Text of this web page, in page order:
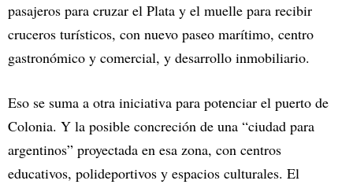
pasajeros para cruzar el Plata y el muelle para recibir
cruceros turísticos, con nuevo paseo marítimo, centro
gastronómico y comercial, y desarrollo inmobiliario.
Eso se suma a otra iniciativa para potenciar el puerto de
Colonia. Y la posible concreción de una “ciudad para
argentinos” proyectada en esa zona, con centros
educativos, polideportivos y espacios culturales. El